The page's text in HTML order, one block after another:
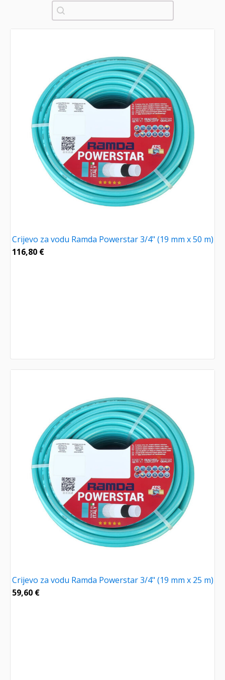
Pretraži
Crijevo za vodu Ramda Powerstar 3/4" (19 mm x 50 m)
116,80 €
Crijevo za vodu Ramda Powerstar 3/4" (19 mm x 25 m)
59,60 €